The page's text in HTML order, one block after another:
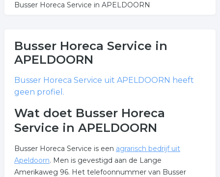
Busser Horeca Service in APELDOORN
Busser Horeca Service in
APELDOORN
Busser Horeca Service uit APELDOORN heeft
geen profiel.
Wat doet Busser Horeca
Service in APELDOORN
Busser Horeca Service is een agrarisch bedrijf uit
Apeldoorn. Men is gevestigd aan de Lange
Amerikaweg 96. Het telefoonnummer van Busser